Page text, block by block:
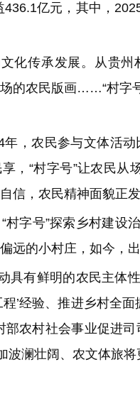
436.1亿元，其中，
传承发展。从贵州
的农民版画……“村字
农民参与文体活动
，“村字号”让农民
信，农民精神面貌正
字号”探索乡村建设
远的小村庄，如今，
有鲜明的农民主体性
程’经验、推进乡村全
部农村社会事业促进
波澜壮阔、农文体旅将